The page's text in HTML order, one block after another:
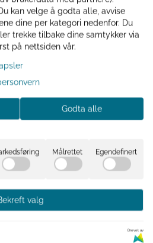
klassiske interiører.
plass tilflere planter,
oppsatser, og blir et
konsollbordet eller i
gjerne med de mindre
for et helhetlig uttrykk.
x Bredde 12 cm x Høyde 20 cm
kan velge å godta alle, avvise
dine per kategori nedenfor. Du
trekke tilbake dine samtykker via
på nettsiden vår.
Godta alle
Målrettet Egendefinert
valg
Drevet av